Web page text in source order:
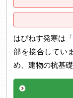
はぴねす発寒は
部を接合してい
め、建物の杭基